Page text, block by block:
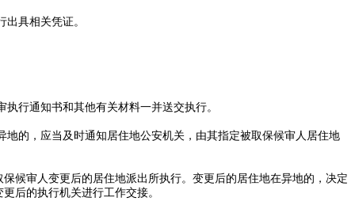
具相关凭证。
行通知书和其他有关材料一并送交执行。
的，应当及时通知居住地公安机关，由其指定被取保候审人居住地
候审人变更后的居住地派出所执行。变更后的居住地在异地的，决定
后的执行机关进行工作交接。